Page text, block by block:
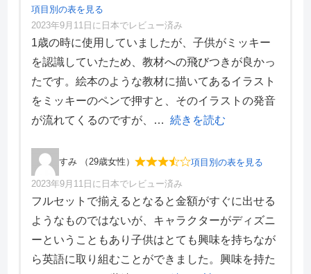
項目別の表を見る
項目別評価
価格・料金
4
学習効果
3
サポート体制
デザイン性
4
2023年9月11日に日本でレビュー済み
1歳の時に使用していましたが、子供がミッキー
を認識していたため、教材への飛びつきが良かっ
たです。絵本のような教材に描いてあるイラスト
をミッキーのペンで押すと、そのイラストの発音
が流れてくるのですが、
続きを読む
すみ （29歳女性） 項目別の表を見る
項目別評価
価格・料金
3
学習効果
3
サポート体制
4
2023年9月11日に日本でレビュー済み
フルセットで揃えるとなると金額がすぐに出せる
ようなものではないが、キャラクターがディズニ
ーということもあり子供はとても興味を持ちなが
ら英語に取り組むことができました。興味を持た